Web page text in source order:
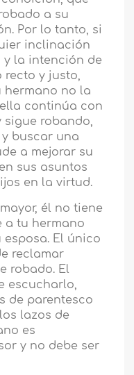
a su
Por lo tanto, si
inclinación
y la intención de
recto y justo,
hermano no la
continúa con
sigue robando,
buscar una
a mejorar su
sus asuntos
en la virtud.
él no tiene
a tu hermano
El único
reclamar
robado. El
escucharlo,
de parentesco
lazos de
es
y no debe ser